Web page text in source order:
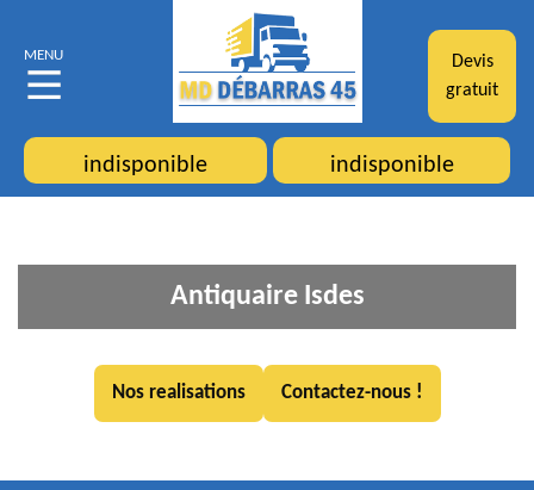
MENU
Devis
gratuit
indisponible indisponible
Antiquaire Isdes
Nos realisations Contactez-nous !